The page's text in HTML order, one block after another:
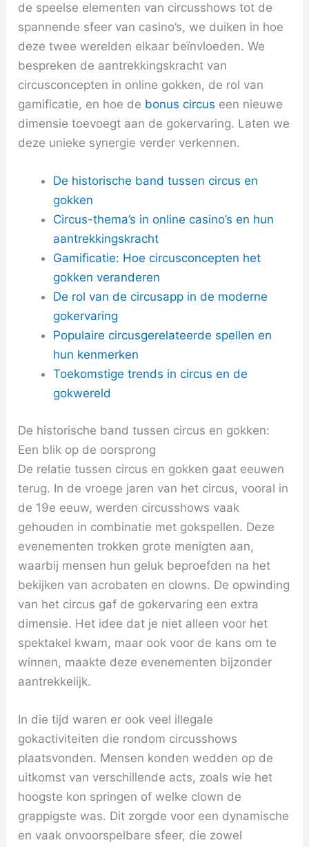
de speelse elementen van circusshows tot de
spannende sfeer van casino’s, we duiken in hoe
deze twee werelden elkaar beïnvloeden. We
bespreken de aantrekkingskracht van
circusconcepten in online gokken, de rol van
gamificatie, en hoe de bonus circus een nieuwe
dimensie toevoegt aan de gokervaring. Laten we
deze unieke synergie verder verkennen.
De historische band tussen circus en
gokken
Circus-thema’s in online casino’s en hun
aantrekkingskracht
Gamificatie: Hoe circusconcepten het
gokken veranderen
De rol van de circusapp in de moderne
gokervaring
Populaire circusgerelateerde spellen en
hun kenmerken
Toekomstige trends in circus en de
gokwereld
De historische band tussen circus en gokken:
Een blik op de oorsprong
De relatie tussen circus en gokken gaat eeuwen
terug. In de vroege jaren van het circus, vooral in
de 19e eeuw, werden circusshows vaak
gehouden in combinatie met gokspellen. Deze
evenementen trokken grote menigten aan,
waarbij mensen hun geluk beproefden na het
bekijken van acrobaten en clowns. De opwinding
van het circus gaf de gokervaring een extra
dimensie. Het idee dat je niet alleen voor het
spektakel kwam, maar ook voor de kans om te
winnen, maakte deze evenementen bijzonder
aantrekkelijk.
In die tijd waren er ook veel illegale
gokactiviteiten die rondom circusshows
plaatsvonden. Mensen konden wedden op de
uitkomst van verschillende acts, zoals wie het
hoogste kon springen of welke clown de
grappigste was. Dit zorgde voor een dynamische
en vaak onvoorspelbare sfeer, die zowel